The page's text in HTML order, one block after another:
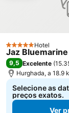
5 EstrelasHotel
Jaz Bluemarine
9,5 Excelente (
Hurghada, a 18.9
Selecione as
preços exatos.
Ver